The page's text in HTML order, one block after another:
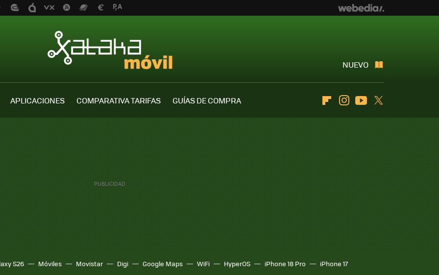
NUEVO
APLICACIONES COMPARATIVA TARIFAS GUÍAS DE COMPRA FlipboardInstagramYoutube
S26 Móviles Movistar Digi Google Maps WiFi HyperOS iPhone 18 Pro iPhone 17